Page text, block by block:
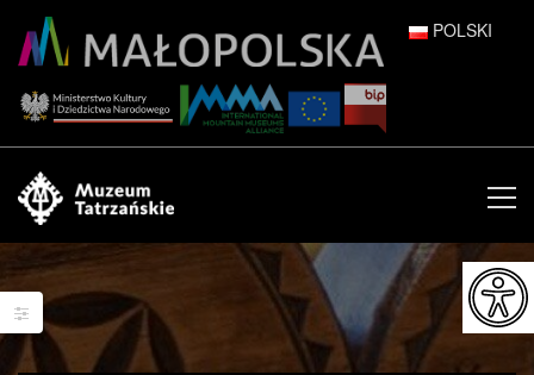
POLSKI
ENGLISH
ESPAÑOL
FRANÇAIS
ITALIANO